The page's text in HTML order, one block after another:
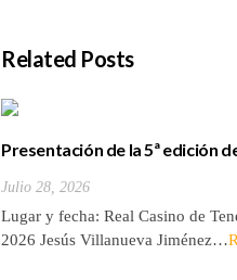
Related Posts
Presentación de la 5ª edición
Julio 28, 2026
Lugar y fecha: Real Casino de
2026 Jesús Villanueva Jiménez…